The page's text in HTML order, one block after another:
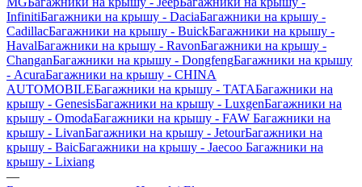
InfinitiБагажники на крышу - DaciaБагажники на крышу -
CadillacБагажники на крышу - BuickБагажники на крышу -
HavalБагажники на крышу - RavonБагажники на крышу -
ChanganБагажники на крышу - DongfengБагажники на крышу
- AcuraБагажники на крышу - CHINA
AUTOMOBILEБагажники на крышу - TATAБагажники на
крышу - GenesisБагажники на крышу - LuxgenБагажники на
крышу - OmodaБагажники на крышу - FAW Багажники на
крышу - LivanБагажники на крышу - JetourБагажники на
крышу - BaicБагажники на крышу - Jaecoo Багажники на
крышу - Lixiang
—